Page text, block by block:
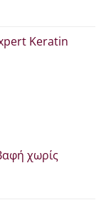
Keratin
χωρίς